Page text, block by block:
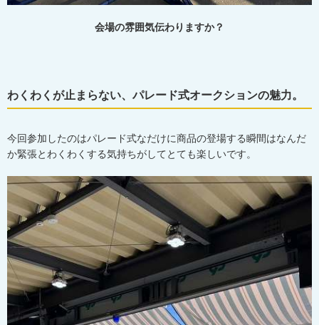
会場の雰囲気伝わりますか？
わくわくが止まらない、パレード式オークションの魅力。
今回参加したのはパレード式なだけに商品の登場する瞬間はなんだ
か緊張とわくわくする気持ちがしてとても楽しいです。